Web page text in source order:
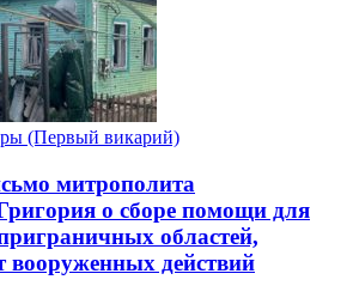
(Первый викарий)
митрополита
о сборе помощи для
областей,
вооруженных действий